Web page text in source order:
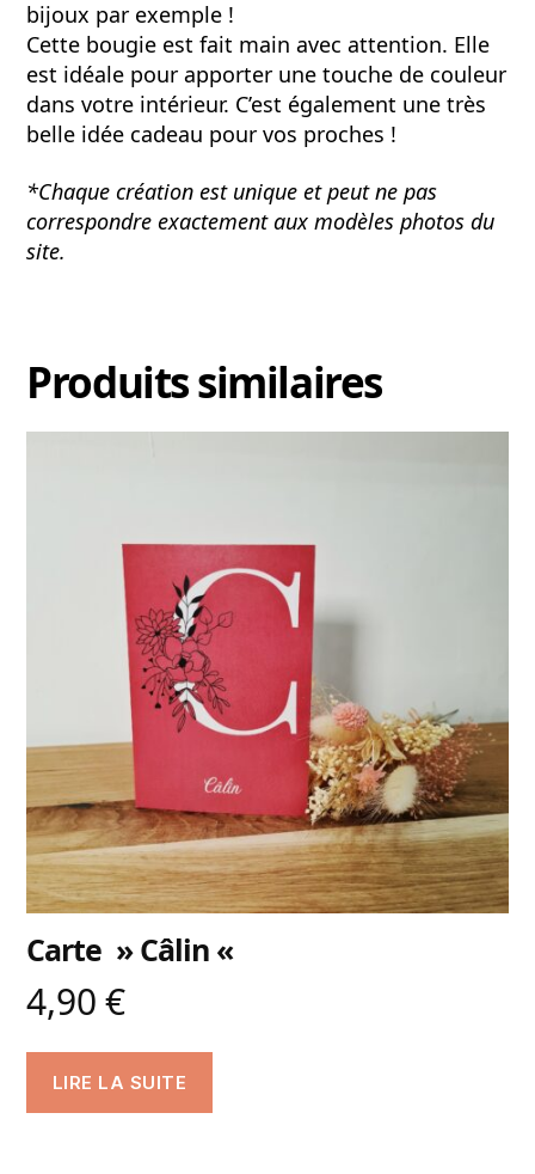
bijoux par exemple !
Cette bougie est fait main avec attention. Elle
est idéale pour apporter une touche de couleur
dans votre intérieur. C’est également une très
belle idée cadeau pour vos proches !
*Chaque création est unique et peut ne pas
correspondre exactement aux modèles photos du
site.
Produits similaires
Carte » Câlin «
4,90€
LIRE LA SUITE